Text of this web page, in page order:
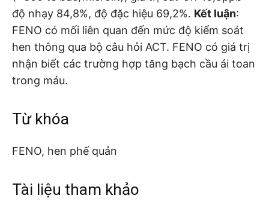
độ nhạy 84,8%, độ đặc hiệu 69,2%. Kết luận:
FENO có mối liên quan đến mức độ kiểm soát
hen thông qua bộ câu hỏi ACT. FENO có giá trị
nhận biết các trường hợp tăng bạch cầu ái toan
trong máu.
Từ khóa
FENO, hen phế quản
Tài liệu tham khảo